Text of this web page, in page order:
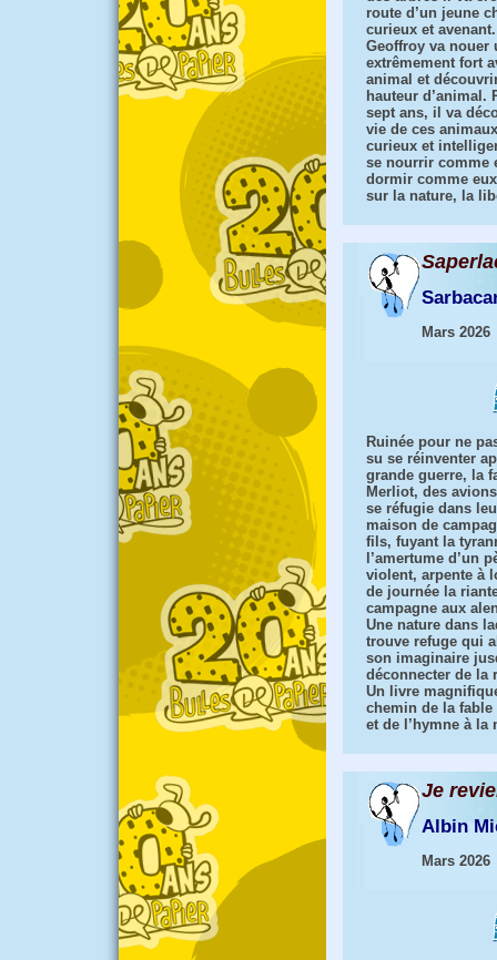
route d’un jeune
curieux et avenant.
Geoffroy va nouer
extrêmement fort
animal et
hauteur d’animal.
sept ans, il va
vie de ces
curieux et
se nourrir comme
dormir comme
sur la nature, la
Mars 2026
Ruinée pour ne
su se réinventer
grande guerre, la
Merliot, des
se réfugie dans
maison de
fils, fuyant la
l’amertume d’un
violent, arpente à
de journée la
campagne aux
Une nature dans
trouve refuge qui
son imaginaire
déconnecter de la
Un livre
chemin de la fable
et de l’hymne à la
Je
Albin
Mars 2026